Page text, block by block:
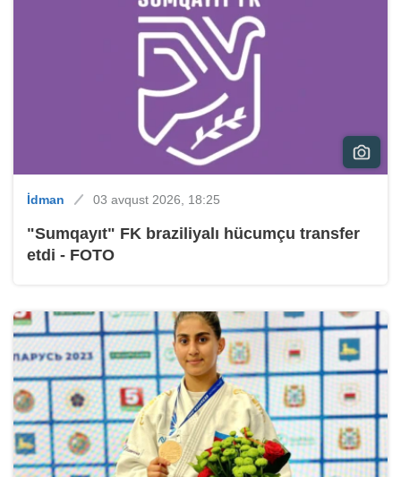
İdman 03 avqust 2026, 18:25
"Sumqayıt" FK braziliyalı hücumçu transfer
etdi - FOTO